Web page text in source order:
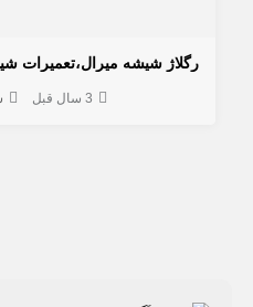
رگلاژ شیشه میرال،تعمیرات
3 سال قبل